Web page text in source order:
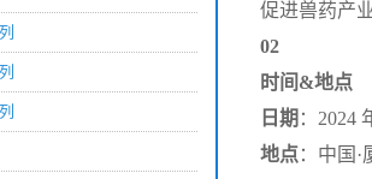
促进兽药产
02
时间&地点
日期 ：2024
地点：中国